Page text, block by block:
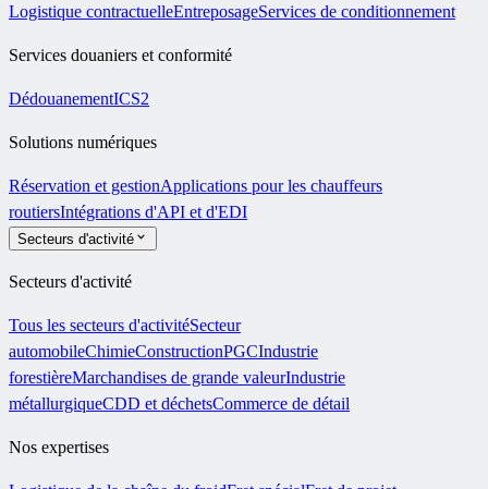
Logistique contractuelleEntreposageServices de conditionnement
Services douaniers et conformité
DédouanementICS2
Solutions numériques
Réservation et gestionApplications pour les chauffeurs
routiersIntégrations d'API et d'EDI
Secteurs d'activité
Secteurs d'activité
Tous les secteurs d'activitéSecteur
automobileChimieConstructionPGCIndustrie
forestièreMarchandises de grande valeurIndustrie
métallurgiqueCDD et déchetsCommerce de détail
Nos expertises